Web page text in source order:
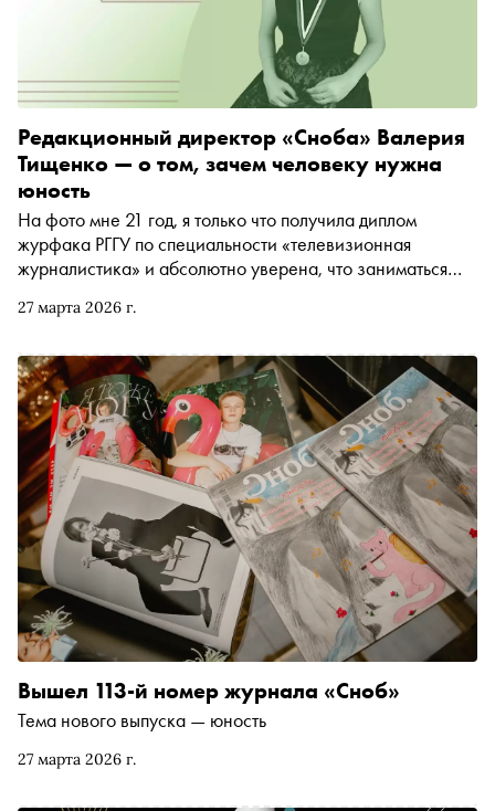
27 марта 2026 г.
Редакционный директор «Сноба» Валерия
Тищенко — о том, зачем человеку нужна
юность
На фото мне 21 год, я только что получила диплом
журфака РГГУ по специальности «телевизионная
журналистика» и абсолютно уверена, что заниматься
придется больше никогда
27 марта 2026 г.
Вышел 113-й номер журнала «Сноб»
Тема нового выпуска — юность